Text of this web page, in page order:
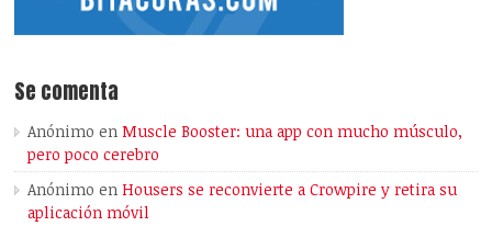
Se comenta
Anónimo enMuscle Booster: una app con mucho músculo,
pero poco cerebro
Anónimo enHousers se reconvierte a Crowpire y retira su
aplicación móvil